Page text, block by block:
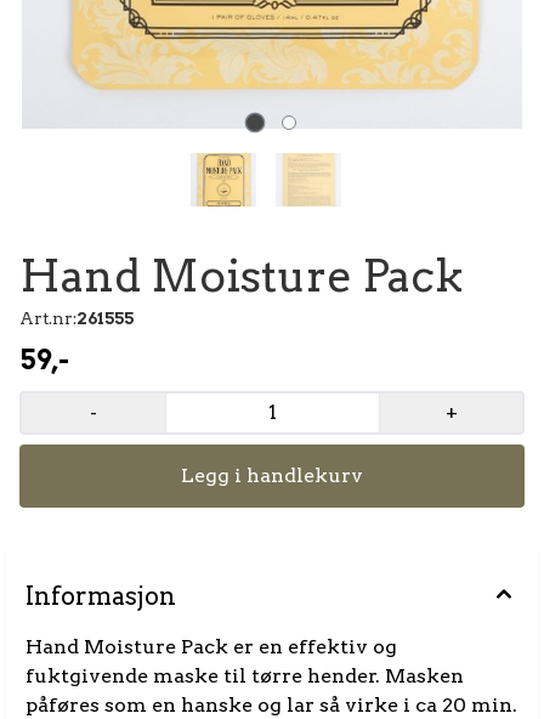
Hand Moisture Pack
Art.nr:261555
59,-
- +
Legg i handlekurv
Informasjon
Hand Moisture Pack er en effektiv og
fuktgivende maske til tørre hender. Masken
påføres som en hanske og lar så virke i ca 20 min.